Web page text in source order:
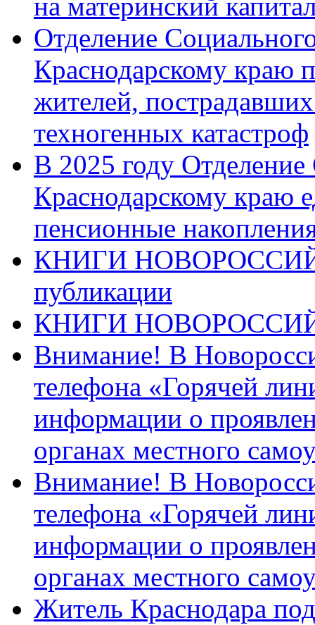
на материнский
Отделение
Краснодарскому краю
жителей,
техногенных катастроф
В 2025 году
Краснодарскому краю
пенсионные
КНИГИ
публикации
КНИГИ
Внимание! В
телефона «Горячей
информации о
органах местного
Внимание! В
телефона «Горячей
информации о
органах местного
Житель Краснодара